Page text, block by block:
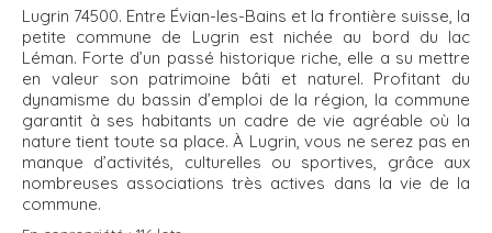
Lugrin 74500. Entre Évian-les-Bains et la frontière suisse, la
petite commune de Lugrin est nichée au bord du lac
Léman. Forte d’un passé historique riche, elle a su mettre
en valeur son patrimoine bâti et naturel. Profitant du
dynamisme du bassin d’emploi de la région, la commune
garantit à ses habitants un cadre de vie agréable où la
nature tient toute sa place. À Lugrin, vous ne serez pas en
manque d’activités, culturelles ou sportives, grâce aux
nombreuses associations très actives dans la vie de la
commune.